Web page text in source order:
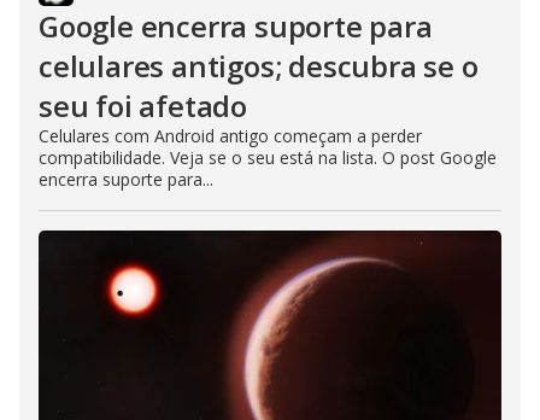
Google encerra suporte para
celulares antigos; descubra se o
seu foi afetado
Celulares com Android antigo começam a perder
compatibilidade. Veja se o seu está na lista. O post Google
encerra suporte para...